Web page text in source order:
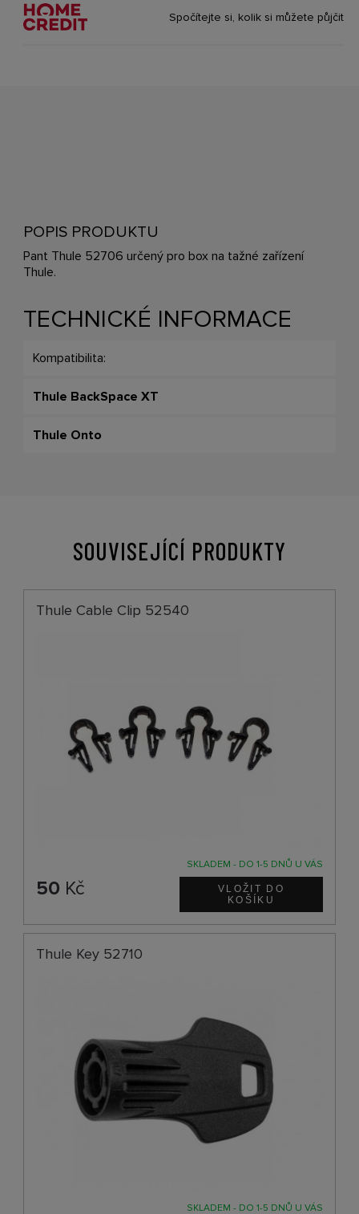
Spočítejte si, kolik si můžete půjčit
POPIS PRODUKTU
Pant Thule 52706 určený pro box na tažné zařízení
Thule.
TECHNICKÉ INFORMACE
Kompatibilita:
Thule BackSpace XT
Thule Onto
SOUVISEJÍCÍ PRODUKTY
Thule Cable Clip 52540
SKLADEM - DO 1-5 DNŮ U VÁS
50 Kč
Thule Key 52710
SKLADEM - DO 1-5 DNŮ U VÁS